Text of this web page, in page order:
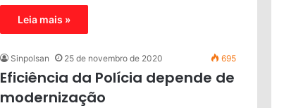
Leia mais »
Sinpolsan 25 de novembro de 2020 695
Eficiência da Polícia depende de
modernização